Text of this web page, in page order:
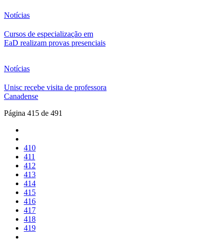
Notícias
Cursos de especialização em
EaD realizam provas presenciais
Notícias
Unisc recebe visita de professora
Canadense
Página 415 de 491
410
411
412
413
414
415
416
417
418
419